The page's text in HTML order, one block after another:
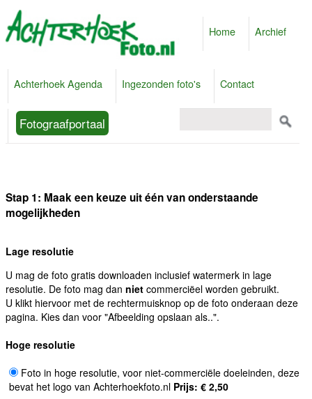
Home Archief
Achterhoek Agenda Ingezonden foto's Contact
Fotograafportaal
Stap 1: Maak een keuze uit één van onderstaande
mogelijkheden
Lage resolutie
U mag de foto gratis downloaden inclusief watermerk in lage
resolutie. De foto mag dan niet commerciëel worden gebruikt.
U klikt hiervoor met de rechtermuisknop op de foto onderaan deze
pagina. Kies dan voor "Afbeelding opslaan als..".
Hoge resolutie
Foto in hoge resolutie, voor niet-commerciële doeleinden, deze
bevat het logo van Achterhoekfoto.nl Prijs: € 2,50